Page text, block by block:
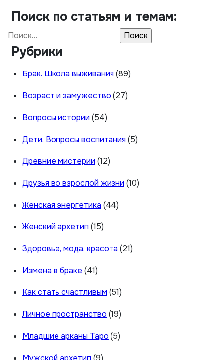
Поиск по статьям и темам:
Найти:
Рубрики
Брак. Школа выживания (89)
Возраст и замужество (27)
Вопросы истории (54)
Дети. Вопросы воспитания (5)
Древние мистерии (12)
Друзья во взрослой жизни (10)
Женская энергетика (44)
Женский архетип (15)
Здоровье, мода, красота (21)
Измена в браке (41)
Как стать счастливым (51)
Личное пространство (19)
Младшие арканы Таро (5)
Мужской архетип (9)